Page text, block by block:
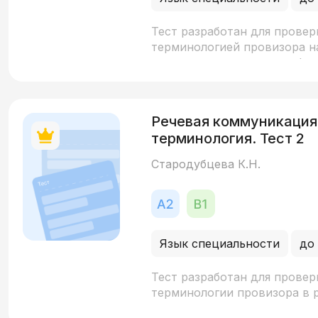
Тест разработан для
терминологией провизора
сложную лексику по
(состоять из чего?, быть
характеристик
позволяет всесторонне
узкоспециализированными
Речевая
терминология. Тест 2
Стародубцева К.Н.
Язык специальности до
Тест разработан для
терминологии провизора в
направлены на проверку